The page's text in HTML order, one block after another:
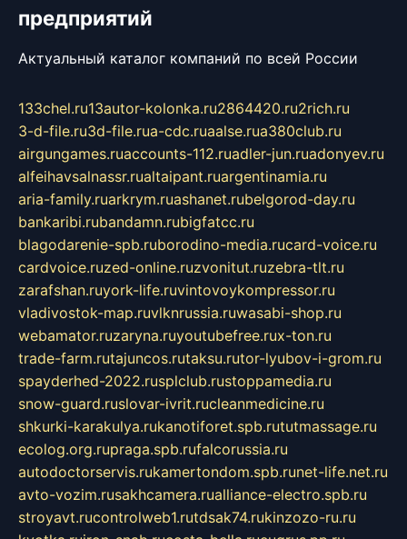
предприятий
Актуальный каталог компаний по всей России
133chel.ru13autor-kolonka.ru2864420.ru2rich.ru
3-d-file.ru3d-file.rua-cdc.ruaalse.rua380club.ru
airgungames.ruaccounts-112.ruadler-jun.ruadonyev.ru
alfeihavsalnassr.rualtaipant.ruargentinamia.ru
aria-family.ruarkrym.ruashanet.rubelgorod-day.ru
bankaribi.rubandamn.rubigfatcc.ru
blagodarenie-spb.ruborodino-media.rucard-voice.ru
cardvoice.ruzed-online.ruzvonitut.ruzebra-tlt.ru
zarafshan.ruyork-life.ruvintovoykompressor.ru
vladivostok-map.ruvlknrussia.ruwasabi-shop.ru
webamator.ruzaryna.ruyoutubefree.rux-ton.ru
trade-farm.rutajuncos.rutaksu.rutor-lyubov-i-grom.ru
spayderhed-2022.rusplclub.rustoppamedia.ru
snow-guard.ruslovar-ivrit.rucleanmedicine.ru
shkurki-karakulya.rukanotiforet.spb.rututmassage.ru
ecolog.org.rupraga.spb.rufalcorussia.ru
autodoctorservis.rukamertondom.spb.runet-life.net.ru
avto-vozim.rusakhcamera.rualliance-electro.spb.ru
stroyavt.rucontrolweb1.rutdsak74.rukinzozo-ru.ru